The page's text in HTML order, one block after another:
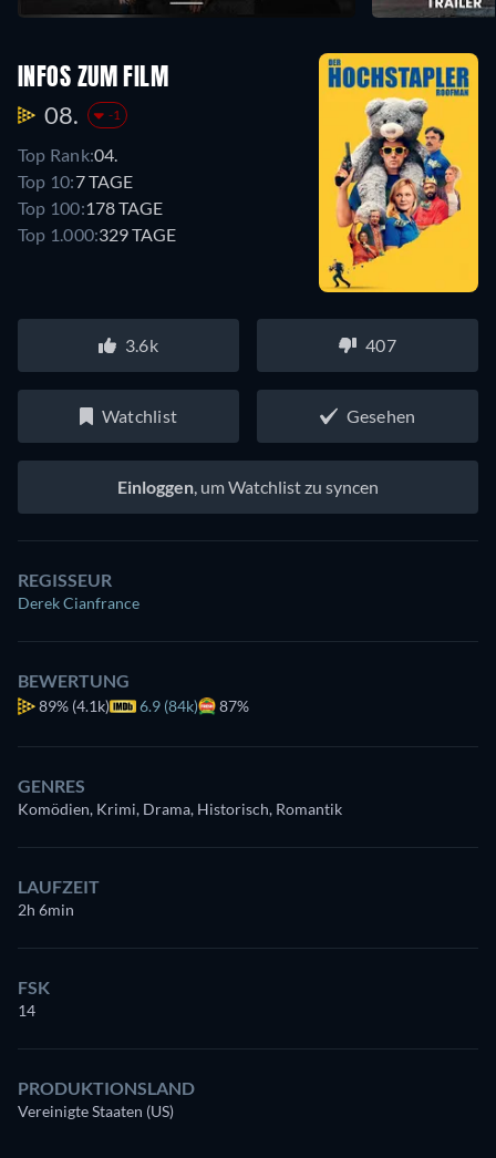
INFOS ZUM FILM
08. -1
Top Rank:04.
Top 10:7 TAGE
Top 100:178 TAGE
Top 1.000:329 TAGE
3.6k 407
Watchlist Gesehen
Einloggen , um Watchlist zu syncen
REGISSEUR
Derek Cianfrance
BEWERTUNG
89% (4.1k) 6.9 (84k) 87%
GENRES
Komödien, Krimi, Drama, Historisch, Romantik
LAUFZEIT
2h 6min
FSK
14
PRODUKTIONSLAND
Vereinigte Staaten (US)